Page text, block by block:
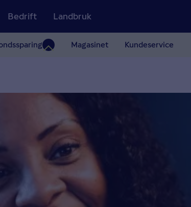
Magasinet Kundeservice
Bedrift Landbruk